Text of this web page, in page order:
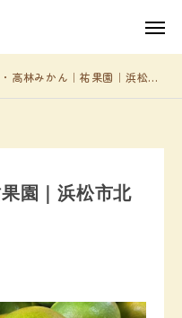
林みかん｜祐果園｜浜松市北区根洗町
園｜浜松市北